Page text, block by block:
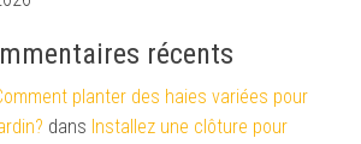
récents
planter des haies variées pour
dans Installez une clôture pour